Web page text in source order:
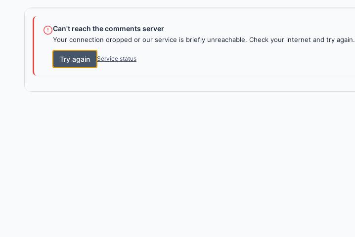
Can't reach the comments server
Your connection dropped or our service is briefly unreachable. Check your internet and try again.
Try again Service status